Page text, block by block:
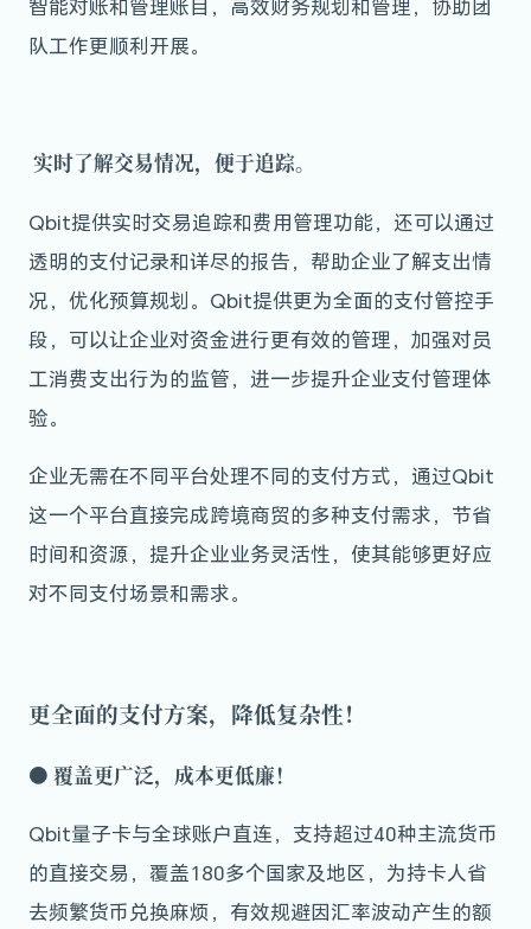
智能对账和管理账目，高效财务规划和管理，协助团
队工作更顺利开展。
实时了解交易情况，便于追踪。
Qbit提供实时交易追踪和费用管理功能，还可以通过
透明的支付记录和详尽的报告，帮助企业了解支出情
况，优化预算规划。Qbit提供更为全面的支付管控手
段，可以让企业对资金进行更有效的管理，加强对员
工消费支出行为的监管，进一步提升企业支付管理体
验。
企业无需在不同平台处理不同的支付方式，通过Qbit
这一个平台直接完成跨境商贸的多种支付需求，节省
时间和资源，提升企业业务灵活性，使其能够更好应
对不同支付场景和需求。
更全面的支付方案，降低复杂性！
● 覆盖更广泛，成本更低廉！
Qbit量子卡与全球账户直连，支持超过40种主流货币
的直接交易，覆盖180多个国家及地区，为持卡人省
去频繁货币兑换麻烦，有效规避因汇率波动产生的额